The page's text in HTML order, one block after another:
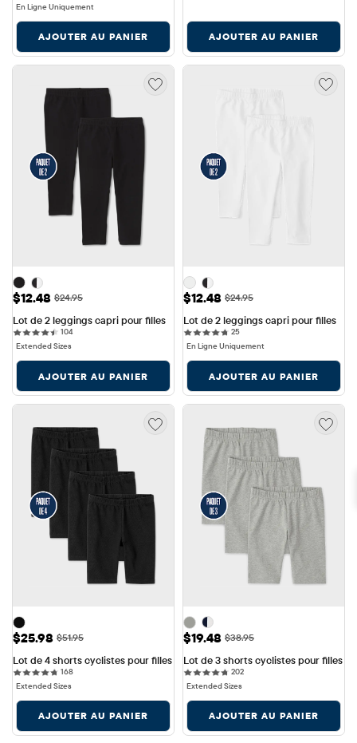
En Ligne Uniquement
AJOUTER AU PANIER AJOUTER AU PANIER
Prix ​​de vente: $12.48
$12.48 Prix ​​d'origine: $24.95
$24.95
Lot de 2 leggings capri pour filles
104104 reviews
Extended Sizes
AJOUTER AU PANIER
Prix ​​de vente: $12.48
$12.48 Prix ​​d'origine: $24.95
$24.95
Lot de 2 leggings capri pour filles
2525 reviews
En Ligne Uniquement
AJOUTER AU PANIER
Prix ​​de vente: $25.98
$25.98 Prix ​​d'origine: $51.95
$51.95
Lot de 4 shorts cyclistes pour filles
168168 reviews
Extended Sizes
AJOUTER AU PANIER
Prix ​​de vente: $19.48
$19.48 Prix ​​d'origine: $38.95
$38.95
Lot de 3 shorts cyclistes pour filles
202202 reviews
Extended Sizes
AJOUTER AU PANIER